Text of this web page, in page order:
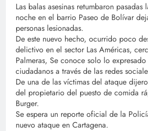
Las balas asesinas retumbaron pasadas
noche en el barrio Paseo de Bolívar
personas lesionadas.
De este nuevo hecho, ocurrido poco
delictivo en el sector Las Américas,
Palmeras, Se conoce solo lo
ciudadanos a través de las redes
De una de las víctimas del ataque
del propietario del puesto de comida
Burger.
Se espera un reporte oficial de la
nuevo ataque en Cartagena.